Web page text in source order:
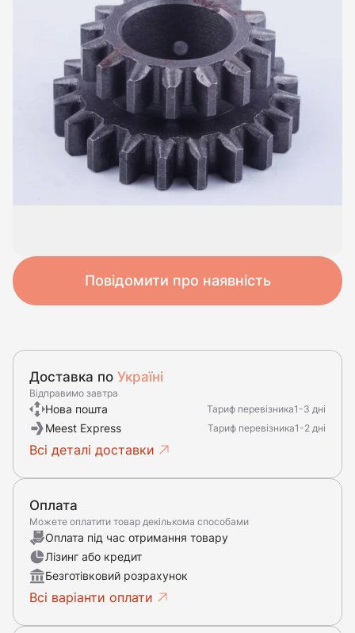
Повідомити про наявність
Доставка по Україні
Відправимо завтра
Нова пошта Тариф перевізника1-3 дні
Meest Express Тариф перевізника1-2 дні
Всі деталі доставки
Оплата
Можете оплатити товар декількома способами
Оплата під час отримання товару
Лізинг або кредит
Безготівковий розрахунок
Всі варіанти оплати